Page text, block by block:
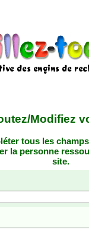
Modifiez
tous les
la personne
site.